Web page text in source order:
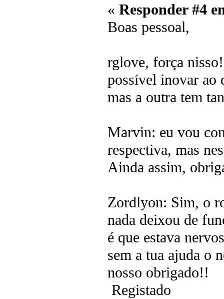
« Responder #4
Boas pessoal,
rglove, força
possível inovar ao
mas a outra tem
Marvin: eu vou
respectiva, mas
Ainda assim,
Zordlyon: Sim, o
nada deixou de
é que estava
sem a tua ajuda o
nosso obrigado!!
Registado